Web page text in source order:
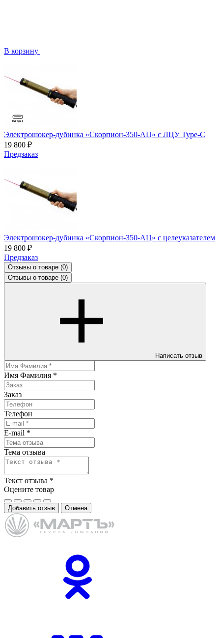
В корзину
Электрошокер-дубинка «Скорпион-350-АЦ» с ЛЦУ Type-C
19 800 ₽
Предзаказ
Электрошокер-дубинка «Скорпион-350-АЦ» с целеуказателем
19 800 ₽
Предзаказ
Отзывы о товаре (0)
Отзывы о товаре (0)
Написать отзыв
Имя Фамилия *
Заказ
Телефон
E-mail *
Тема отзыва
Текст отзыва *
Оцените товар
Добавить отзыв Отмена